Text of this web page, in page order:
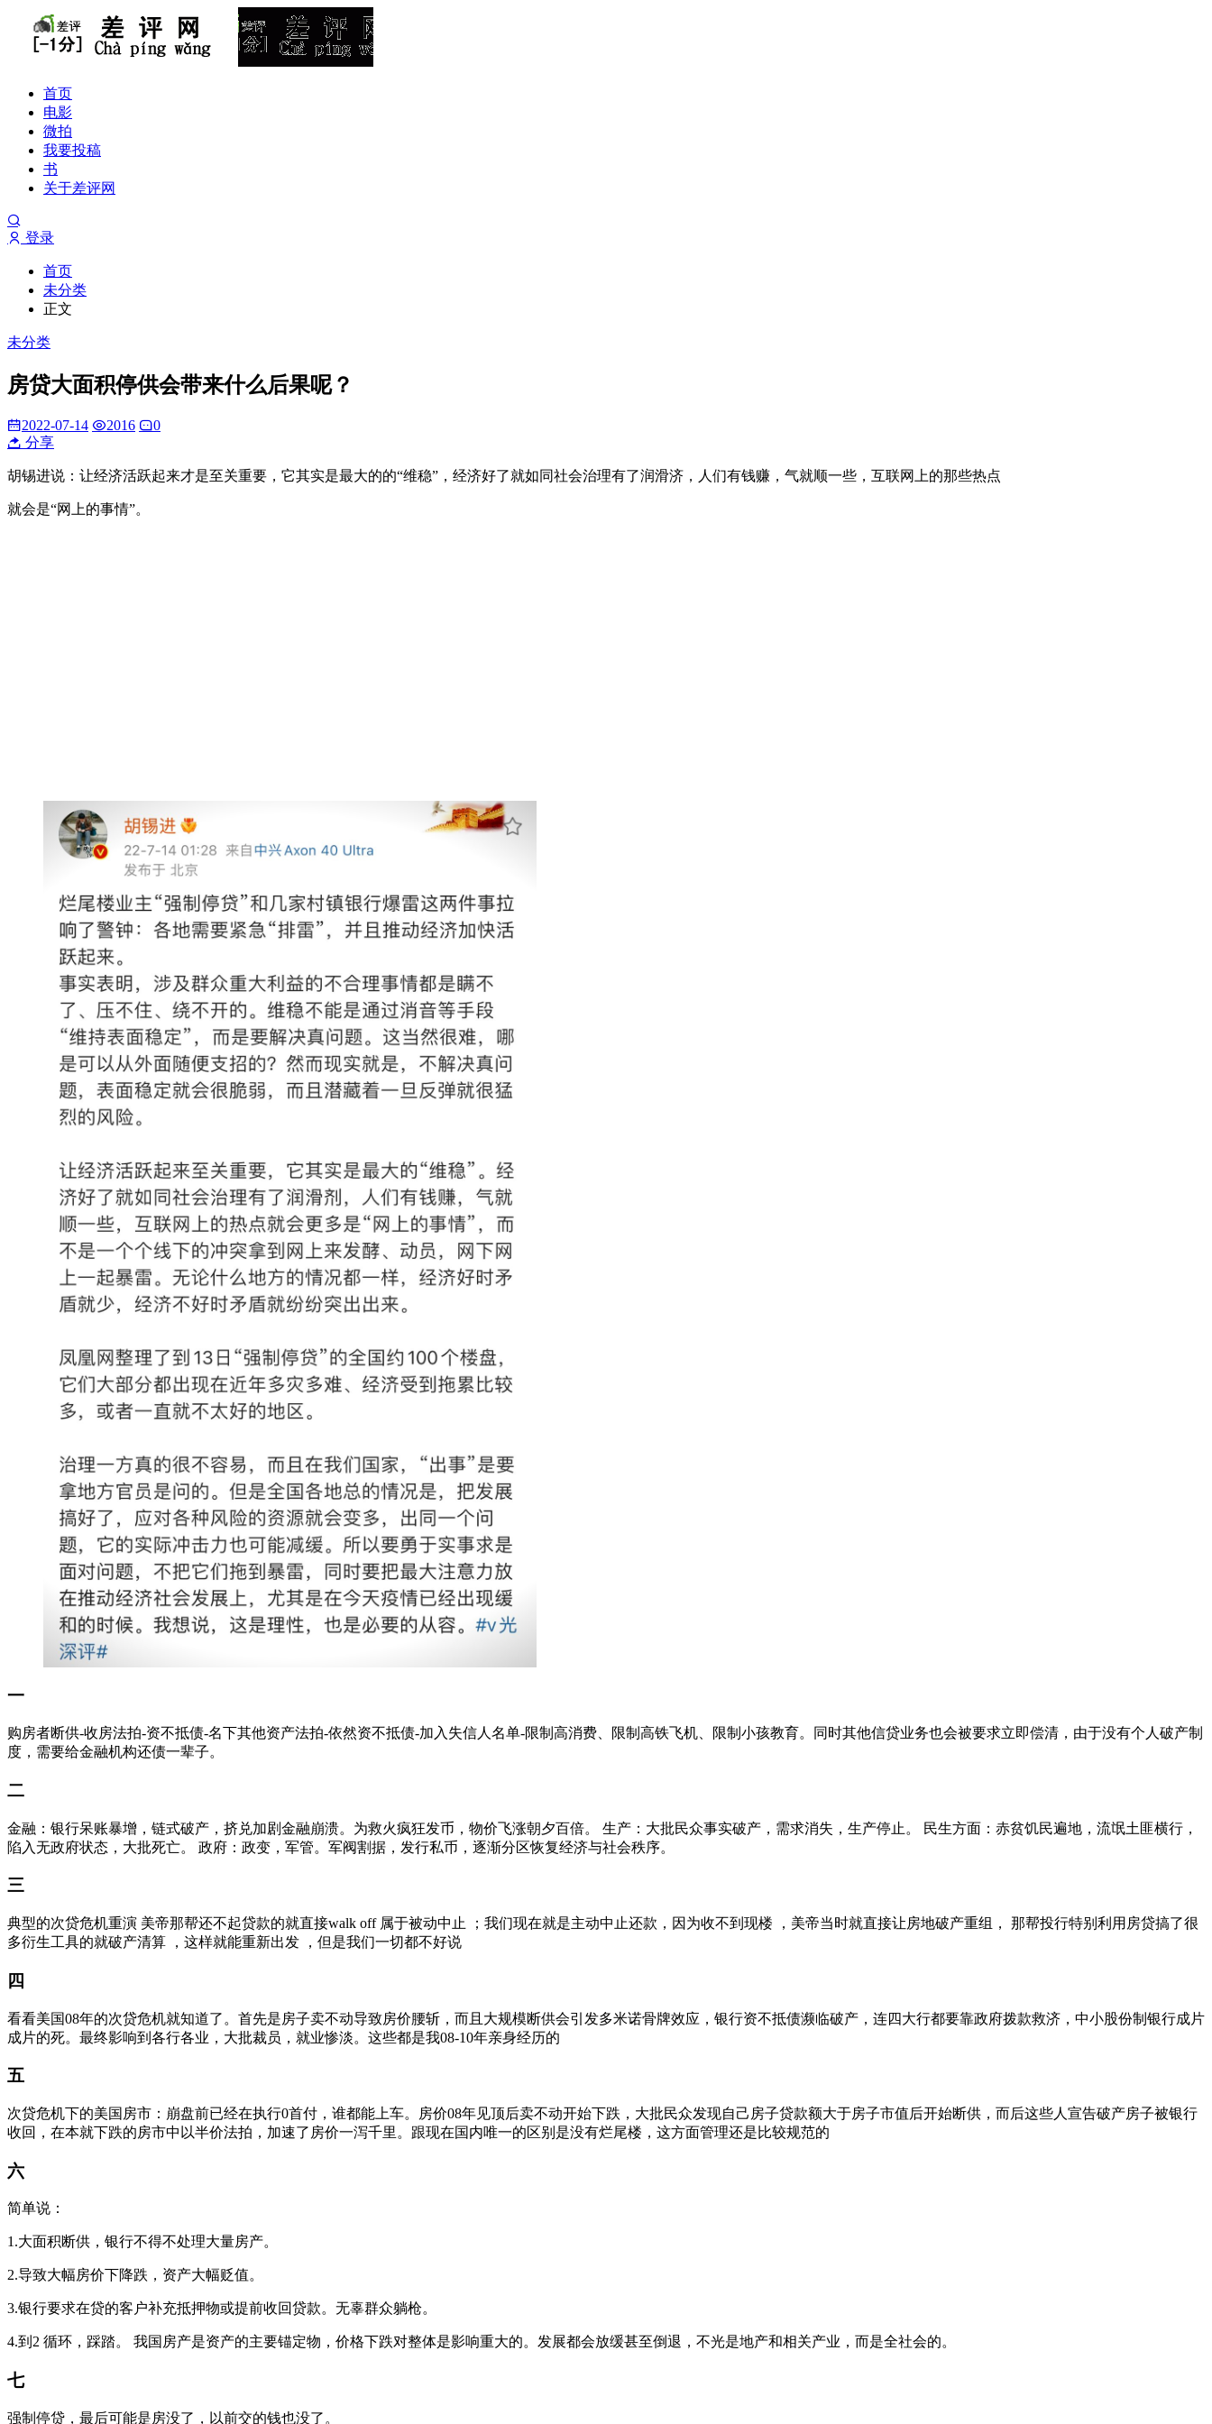
首页
电影
微拍
我要投稿
书
关于差评网
登录
首页
未分类
正文
未分类
房贷大面积停供会带来什么后果呢？
2022-07-14 2016
0
分享
胡锡进说：让经济活跃起来才是至关重要，它其实是最大的的“维稳”，经济好了就如同社会治理有了润滑济，人们有钱赚，气就顺一些，互联网上的那些热点
就会是“网上的事情”。
一
购房者断供-收房法拍-资不抵债-名下其他资产法拍-依然资不抵债-加入失信人名单-限制高消费、限制高铁飞机、限制小孩教育。同时其他信贷业务也会被要求立即偿清，由于没有个人破产制
度，需要给金融机构还债一辈子。
二
金融：银行呆账暴增，链式破产，挤兑加剧金融崩溃。为救火疯狂发币，物价飞涨朝夕百倍。 生产：大批民众事实破产，需求消失，生产停止。 民生方面：赤贫饥民遍地，流氓土匪横行，
陷入无政府状态，大批死亡。 政府：政变，军管。军阀割据，发行私币，逐渐分区恢复经济与社会秩序。
三
典型的次贷危机重演 美帝那帮还不起贷款的就直接walk off 属于被动中止 ；我们现在就是主动中止还款，因为收不到现楼 ，美帝当时就直接让房地破产重组， 那帮投行特别利用房贷搞了很
多衍生工具的就破产清算 ，这样就能重新出发 ，但是我们一切都不好说
四
看看美国08年的次贷危机就知道了。首先是房子卖不动导致房价腰斩，而且大规模断供会引发多米诺骨牌效应，银行资不抵债濒临破产，连四大行都要靠政府拨款救济，中小股份制银行成片
成片的死。最终影响到各行各业，大批裁员，就业惨淡。这些都是我08-10年亲身经历的
五
次贷危机下的美国房市：崩盘前已经在执行0首付，谁都能上车。房价08年见顶后卖不动开始下跌，大批民众发现自己房子贷款额大于房子市值后开始断供，而后这些人宣告破产房子被银行
收回，在本就下跌的房市中以半价法拍，加速了房价一泻千里。跟现在国内唯一的区别是没有烂尾楼，这方面管理还是比较规范的
六
简单说：
1.大面积断供，银行不得不处理大量房产。
2.导致大幅房价下降跌，资产大幅贬值。
3.银行要求在贷的客户补充抵押物或提前收回贷款。无辜群众躺枪。
4.到2 循环，踩踏。 我国房产是资产的主要锚定物，价格下跌对整体是影响重大的。发展都会放缓甚至倒退，不光是地产和相关产业，而是全社会的。
七
强制停贷，最后可能是房没了，以前交的钱也没了。